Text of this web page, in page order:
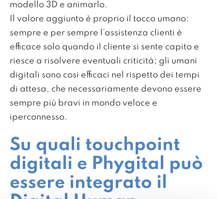
modello 3D e animarlo.
Il valore aggiunto è proprio il tocco umano:
sempre e per sempre l’assistenza clienti è
efficace solo quando il cliente si sente capito e
riesce a risolvere eventuali criticità; gli umani
digitali sono cosi efficaci nel rispetto dei tempi
di attesa, che necessariamente devono essere
sempre più bravi in mondo veloce e
iperconnesso.
Su quali touchpoint
digitali e Phygital può
essere integrato il